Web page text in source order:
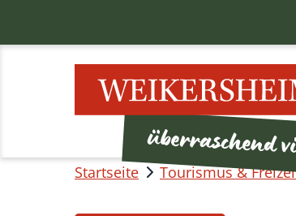
Startseite Tourismus &